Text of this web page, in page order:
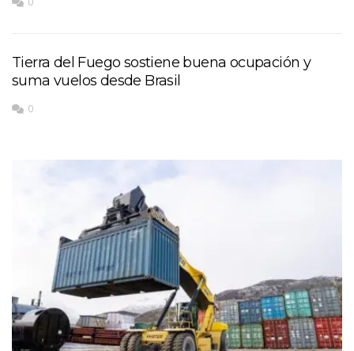
Tierra del Fuego sostiene buena ocupación y
suma vuelos desde Brasil
0